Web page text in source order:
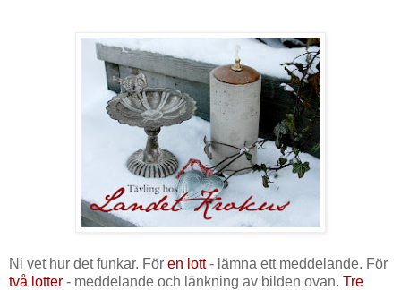
Ni vet hur det funkar. För en lott- lämna ett meddelande. För
två lotter - meddelande och länkning av bilden ovan. Tre